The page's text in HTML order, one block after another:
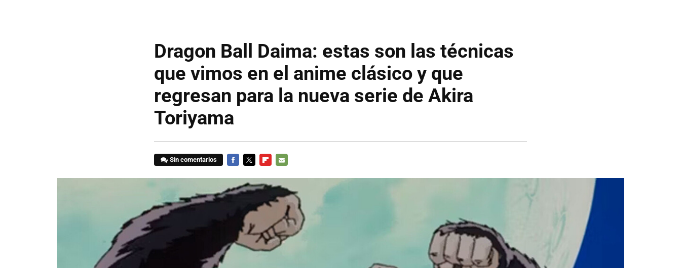
Dragon Ball Daima: estas son las técnicas
que vimos en el anime clásico y que
regresan para la nueva serie de Akira
Toriyama
Sin comentarios
MAIL